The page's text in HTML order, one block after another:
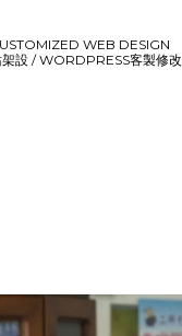
WEB DESIGN
設 / WORDPRESS客製修改